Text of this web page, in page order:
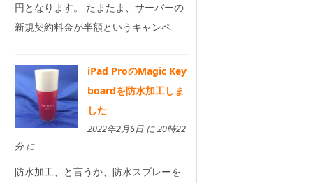
円となります。 たまたま、サーバーの
新規契約料金が半額というキャンペ
iPad ProのMagic Key
boardを防水加工しま
した
2022年2月6日 に 20時22
分 に
防水加工、と言うか、防水スプレーを